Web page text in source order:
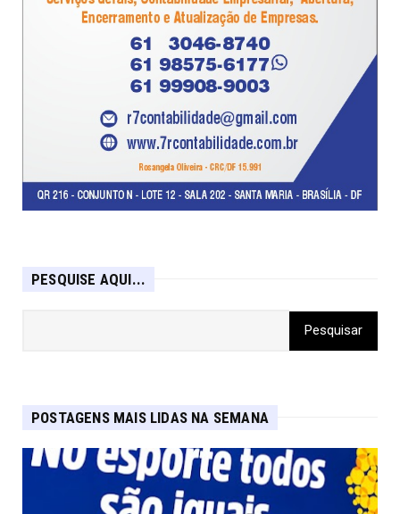
PESQUISE AQUI...
POSTAGENS MAIS LIDAS NA SEMANA